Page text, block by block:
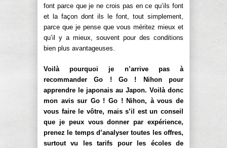
font parce que je ne crois pas en ce qu’ils font
et la façon dont ils le font, tout simplement,
parce que je pense que vous méritez mieux et
qu’il y a mieux, souvent pour des conditions
bien plus avantageuses.
Voilà pourquoi je n’arrive pas à
recommander Go ! Go ! Nihon pour
apprendre le japonais au Japon. Voilà donc
mon avis sur Go ! Go ! Nihon, à vous de
vous faire le vôtre, mais s’il est un conseil
que je peux vous donner par expérience,
prenez le temps d’analyser toutes les offres,
surtout vu les tarifs pour les écoles de